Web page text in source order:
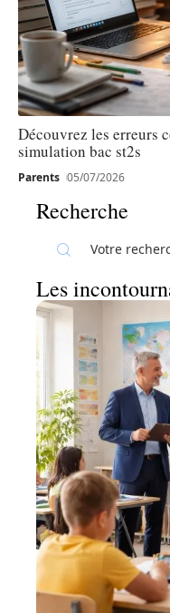
Découvrez les erreurs
simulation bac st2s
Parents 05/07/2026
Recherche
Les